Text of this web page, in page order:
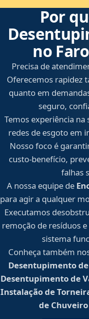
Por
no
Precisa de
Oferecemos rapidez
quanto em
seguro,
Temos experiência
redes de esgoto em
Nosso foco é
custo-benefício,
falhas
A nossa equipe de
para agir a qualquer
Executamos
remoção de resíduos
sistema
Conheça também
Desentupimento
Desentupimento de
Instalação de
de Chuveiro